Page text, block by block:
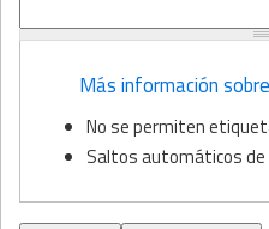
Más información
No se permiten
Saltos automáticos